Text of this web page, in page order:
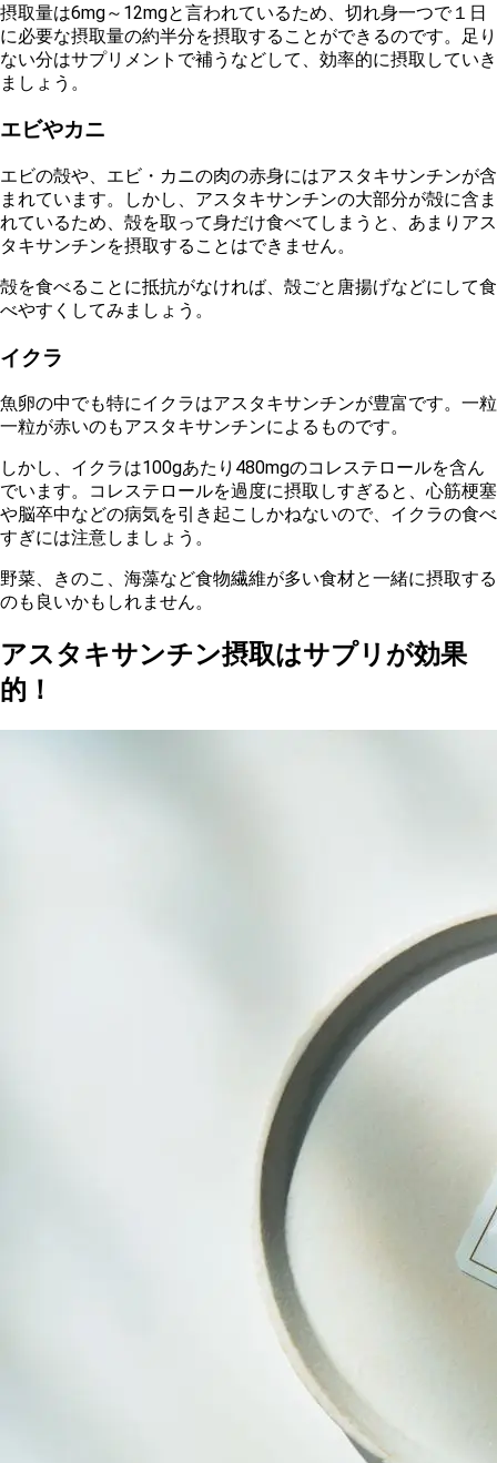
摂取量は6mg～12mgと言われているため、切れ身一つで１日
に必要な摂取量の約半分を摂取することができるのです。足り
ない分はサプリメントで補うなどして、効率的に摂取していき
ましょう。
エビやカニ
エビの殻や、エビ・カニの肉の赤身にはアスタキサンチンが含
まれています。しかし、 アスタキサンチンの大部分が殻に含ま
れているため、殻を取って身だけ食べてしまうと、あまりアス
タキサンチンを摂取することはできません。
殻を食べることに抵抗がなければ、殻ごと唐揚げなどにして食
べやすくしてみましょう。
イクラ
魚卵の中でも特にイクラはアスタキサンチンが豊富です。一粒
一粒が赤いのもアスタキサンチンによるものです。
しかし、イクラは100gあたり480mgのコレステロールを含ん
でいます。コレステロールを過度に摂取しすぎると、心筋梗塞
や脳卒中などの病気を引き起こしかねないので、イクラの食べ
すぎには注意しましょう。
野菜、きのこ、海藻など食物繊維が多い食材と一緒に摂取する
のも良いかもしれません。
アスタキサンチン摂取はサプリが効果
的！